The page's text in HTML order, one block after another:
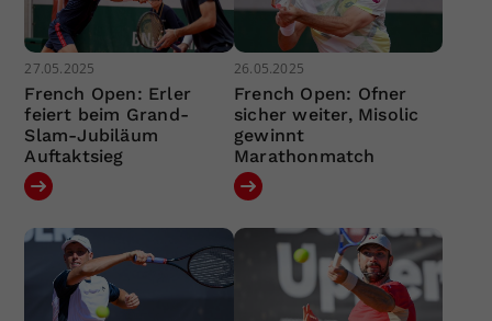
27.05.2025
French Open: Erler
feiert beim Grand-
Slam-Jubiläum
Auftaktsieg
26.05.2025
French Open: Ofner
sicher weiter, Misolic
gewinnt
Marathonmatch